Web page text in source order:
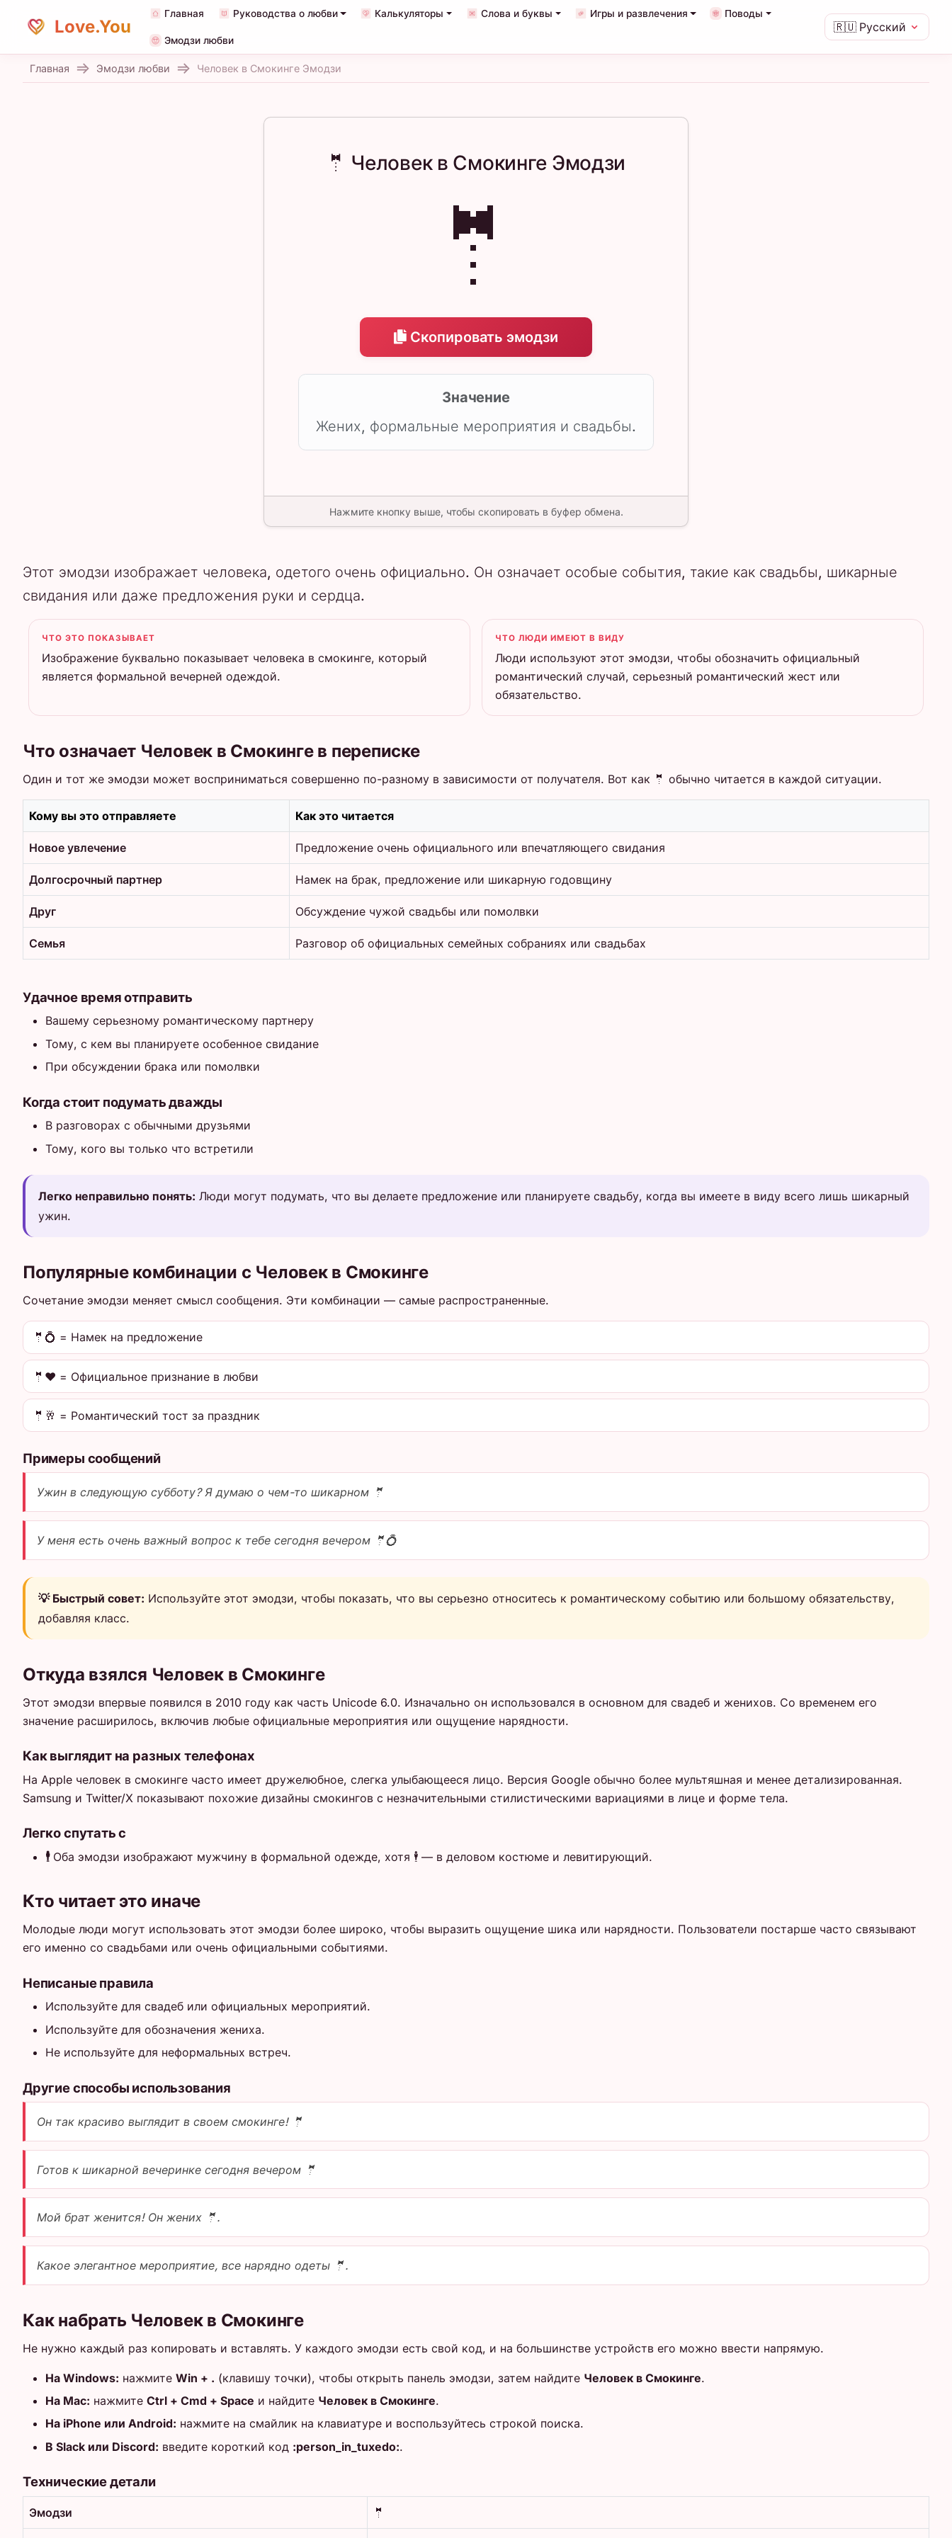
Love.You 🇷🇺 Русский
Главная Руководства о любви Калькуляторы Слова и буквы Игры и развлечения Поводы
Эмодзи любви
Главная Эмодзи любви Человек в Смокинге Эмодзи
🤵 Человек в Смокинге Эмодзи
🤵
Скопировать эмодзи
Значение
Жених, формальные мероприятия и свадьбы.
Нажмите кнопку выше, чтобы скопировать в буфер обмена.
Этот эмодзи изображает человека, одетого очень официально. Он означает особые события, такие как свадьбы, шикарные
свидания или даже предложения руки и сердца.
ЧТО ЭТО ПОКАЗЫВАЕТ
Изображение буквально показывает человека в смокинге, который
является формальной вечерней одеждой.
ЧТО ЛЮДИ ИМЕЮТ В ВИДУ
Люди используют этот эмодзи, чтобы обозначить официальный
романтический случай, серьезный романтический жест или
обязательство.
Что означает Человек в Смокинге в переписке
Один и тот же эмодзи может восприниматься совершенно по-разному в зависимости от получателя. Вот как 🤵 обычно читается в каждой ситуации.
Кому вы это отправляете Как это читается
Новое увлечение Предложение очень официального или впечатляющего свидания
Долгосрочный партнер Намек на брак, предложение или шикарную годовщину
Друг Обсуждение чужой свадьбы или помолвки
Семья Разговор об официальных семейных собраниях или свадьбах
Удачное время отправить
Вашему серьезному романтическому партнеру
Тому, с кем вы планируете особенное свидание
При обсуждении брака или помолвки
Когда стоит подумать дважды
В разговорах с обычными друзьями
Тому, кого вы только что встретили
Легко неправильно понять: Люди могут подумать, что вы делаете предложение или планируете свадьбу, когда вы имеете в виду всего лишь шикарный
ужин.
Популярные комбинации с Человек в Смокинге
Сочетание эмодзи меняет смысл сообщения. Эти комбинации — самые распространенные.
🤵💍 = Намек на предложение
🤵❤️ = Официальное признание в любви
🤵🥂 = Романтический тост за праздник
Примеры сообщений
Ужин в следующую субботу? Я думаю о чем-то шикарном 🤵
У меня есть очень важный вопрос к тебе сегодня вечером 🤵💍
💡 Быстрый совет: Используйте этот эмодзи, чтобы показать, что вы серьезно относитесь к романтическому событию или большому обязательству,
добавляя класс.
Откуда взялся Человек в Смокинге
Этот эмодзи впервые появился в 2010 году как часть Unicode 6.0. Изначально он использовался в основном для свадеб и женихов. Со временем его
значение расширилось, включив любые официальные мероприятия или ощущение нарядности.
Как выглядит на разных телефонах
На Apple человек в смокинге часто имеет дружелюбное, слегка улыбающееся лицо. Версия Google обычно более мультяшная и менее детализированная.
Samsung и Twitter/X показывают похожие дизайны смокингов с незначительными стилистическими вариациями в лице и форме тела.
Легко спутать с
🕴️Оба эмодзи изображают мужчину в формальной одежде, хотя 🕴️ — в деловом костюме и левитирующий.
Кто читает это иначе
Молодые люди могут использовать этот эмодзи более широко, чтобы выразить ощущение шика или нарядности. Пользователи постарше часто связывают
его именно со свадьбами или очень официальными событиями.
Неписаные правила
Используйте для свадеб или официальных мероприятий.
Используйте для обозначения жениха.
Не используйте для неформальных встреч.
Другие способы использования
Он так красиво выглядит в своем смокинге! 🤵
Готов к шикарной вечеринке сегодня вечером 🤵
Мой брат женится! Он жених 🤵.
Какое элегантное мероприятие, все нарядно одеты 🤵.
Как набрать Человек в Смокинге
Не нужно каждый раз копировать и вставлять. У каждого эмодзи есть свой код, и на большинстве устройств его можно ввести напрямую.
На Windows: нажмите Win + . (клавишу точки), чтобы открыть панель эмодзи, затем найдите Человек в Смокинге.
На Mac: нажмите Ctrl + Cmd + Space и найдите Человек в Смокинге.
На iPhone или Android: нажмите на смайлик на клавиатуре и воспользуйтесь строкой поиска.
В Slack или Discord: введите короткий код :person_in_tuxedo:.
Технические детали
Эмодзи 🤵